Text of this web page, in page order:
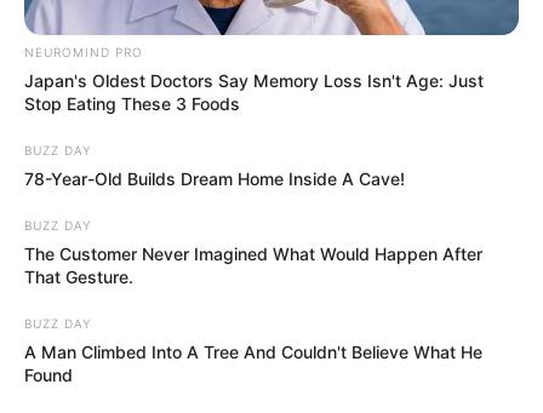
NEUROMIND PRO
Japan's Oldest Doctors Say Memory Loss Isn't Age: Just
Stop Eating These 3 Foods
BUZZ DAY
78-Year-Old Builds Dream Home Inside A Cave!
BUZZ DAY
The Customer Never Imagined What Would Happen After
That Gesture.
BUZZ DAY
A Man Climbed Into A Tree And Couldn't Believe What He
Found